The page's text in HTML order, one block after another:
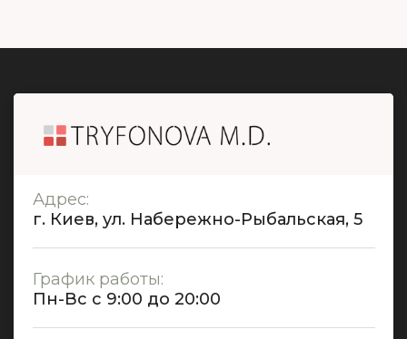
Адрес:
г. Киев, ул. Набережно-Рыбальская, 5
График работы:
Пн-Вс с 9:00 до 20:00